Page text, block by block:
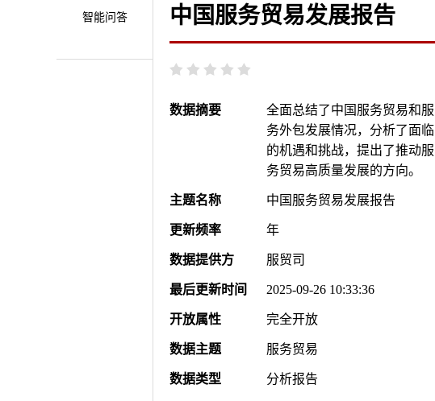
中国服务贸易发展报告
    
数据摘要
全面总结了中国服务贸易和服
务外包发展情况，分析了面临
的机遇和挑战，提出了推动服
务贸易高质量发展的方向。
主题名称 中国服务贸易发展报告
更新频率 年
数据提供方 服贸司
最后更新时间 2025-09-26 10:33:36
开放属性 完全开放
数据主题 服务贸易
数据类型 分析报告
智能问答